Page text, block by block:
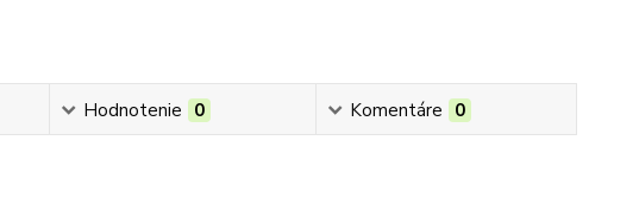
Hodnotenie 0 Komentáre 0